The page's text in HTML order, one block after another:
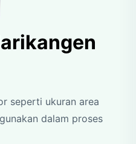
seperti ukuran area
dalam proses